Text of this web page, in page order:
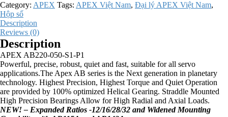
Category: APEX Tags: APEX Việt Nam, Đại lý APEX Việt Nam,
Hộp số
Description
Reviews (0)
Description
APEX AB220-050-S1-P1
Powerful, precise, robust, quiet and fast, suitable for all servo
applications.The Apex AB series is the Next generation in planetary
technology. Highest Precision, Highest Torque and Quiet Operation
are provided by 100% optimized Helical Gearing. Straddle Mounted
High Precision Bearings Allow for High Radial and Axial Loads.
NEW! – Expanded Ratios -12/16/28/32 and Widened Mounting